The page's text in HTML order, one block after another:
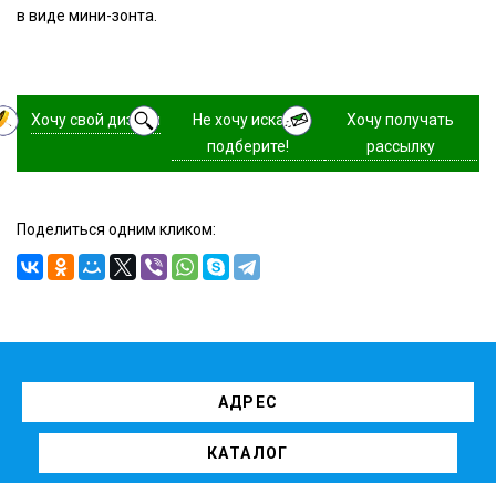
в виде мини-зонта.
Хочу свой дизайн
Не хочу искать,
подберите!
Хочу получать
рассылку
Поделиться одним кликом:
АДРЕС
КАТАЛОГ